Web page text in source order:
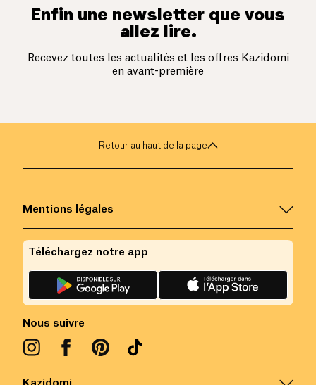
Enfin une newsletter que vous
allez lire.
Recevez toutes les actualités et les offres Kazidomi
en avant-première
Retour au haut de la page
Kazidomi
Mentions légales
Nous suivre
Téléchargez notre app